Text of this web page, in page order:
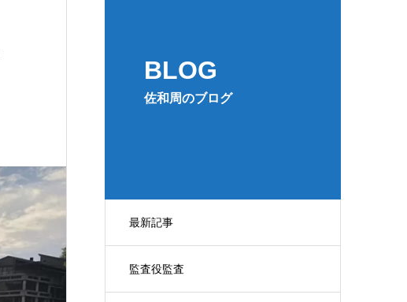
BLOG
佐和周のブログ
最新記事
監査役監査